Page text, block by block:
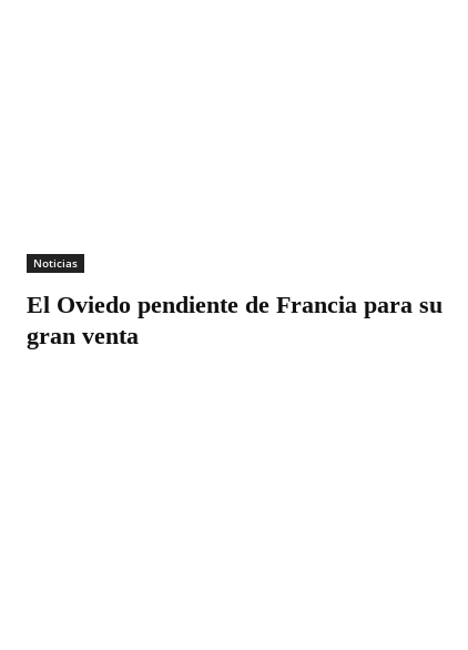
Noticias
El Oviedo pendiente de Francia para su
gran venta